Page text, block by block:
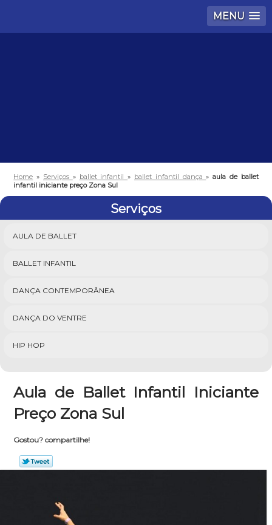
MENU
Home » Serviços » ballet infantil» ballet infantil dança»aula de ballet
infantil iniciante preço Zona Sul
Serviços
AULA DE BALLET
BALLET INFANTIL
DANÇA CONTEMPORÂNEA
DANÇA DO VENTRE
HIP HOP
Aula de Ballet Infantil Iniciante
Preço Zona Sul
Gostou? compartilhe!